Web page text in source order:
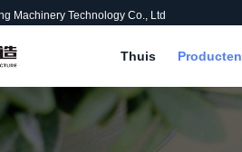
Machinery Technology Co., Ltd
Thuis Producten